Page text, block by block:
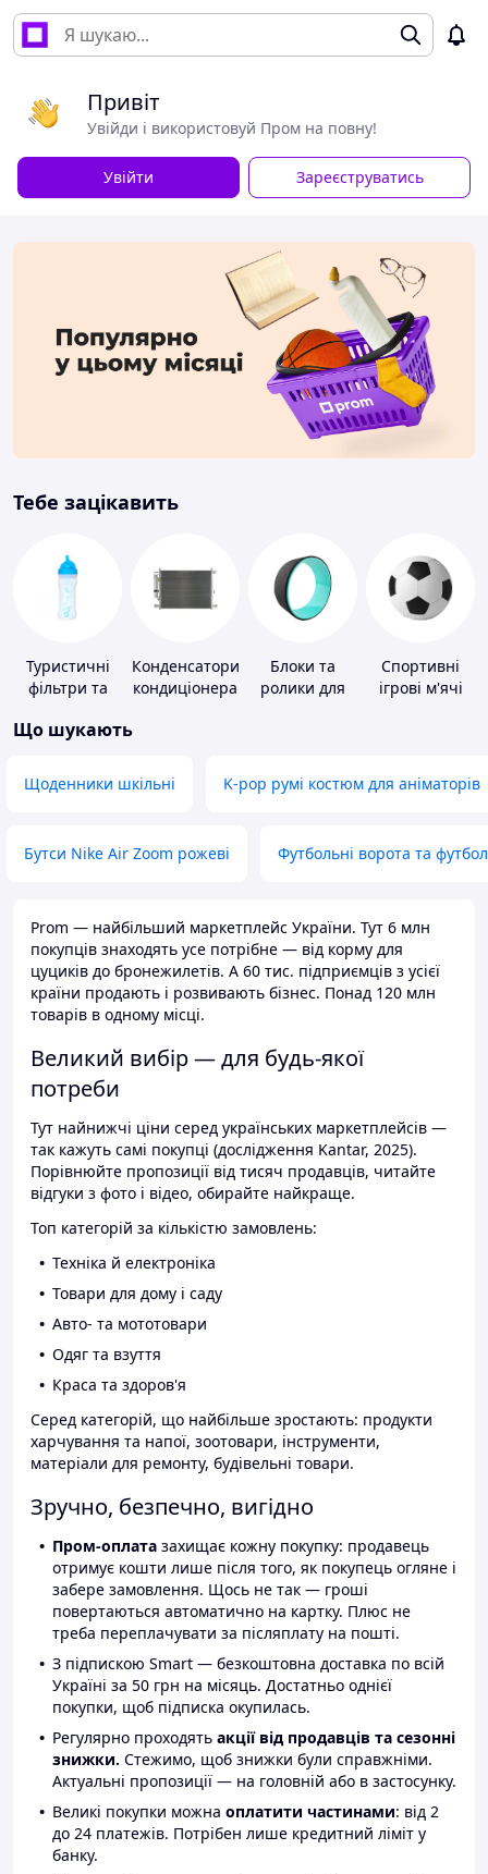
Привіт
Увійди і використовуй Пром на повну!
Увійти Зареєструватись
Тебе зацікавить
Туристичні
фільтри та
питної води
Конденсатори
кондиціонера
Блоки та
ролики для
Спортивні
ігрові м'ячі
Що шукають
Щоденники шкільні K-pop румі костюм для аніматорів
Бутси Nike Air Zoom рожеві Футбольні ворота та
Prom — найбільший маркетплейс України. Тут 6 млн
покупців знаходять усе потрібне — від корму для
цуциків до бронежилетів. А 60 тис. підприємців з усієї
країни продають і розвивають бізнес. Понад 120 млн
товарів в одному місці.
Великий вибір — для будь-якої
потреби
Тут найнижчі ціни серед українських маркетплейсів —
так кажуть самі покупці (дослідження Kantar, 2025).
Порівнюйте пропозиції від тисяч продавців, читайте
відгуки з фото і відео, обирайте найкраще.
Топ категорій за кількістю замовлень:
Техніка й електроніка
Товари для дому і саду
Авто- та мототовари
Одяг та взуття
Краса та здоров'я
Серед категорій, що найбільше зростають: продукти
харчування та напої, зоотовари, інструменти,
матеріали для ремонту, будівельні товари.
Зручно, безпечно, вигідно
Пром-оплата захищає кожну покупку: продавець
отримує кошти лише після того, як покупець огляне і
забере замовлення. Щось не так — гроші
повертаються автоматично на картку. Плюс не
треба переплачувати за післяплату на пошті.
З підпискою Smart — безкоштовна доставка по всій
Україні за 50 грн на місяць. Достатньо однієї
покупки, щоб підписка окупилась.
Регулярно проходять акції від продавців та сезонні
знижки. Стежимо, щоб знижки були справжніми.
Актуальні пропозиції — на головній або в застосунку.
Великі покупки можна оплатити частинами: від 2
до 24 платежів. Потрібен лише кредитний ліміт у
банку.